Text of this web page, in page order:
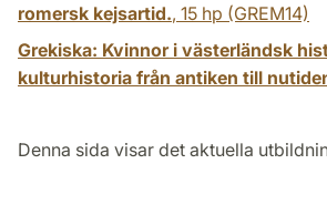
romersk kejsartid., 15 hp (GREM14)
Grekiska: Kvinnor i västerländsk
kulturhistoria från antiken till
Denna sida visar det aktuella